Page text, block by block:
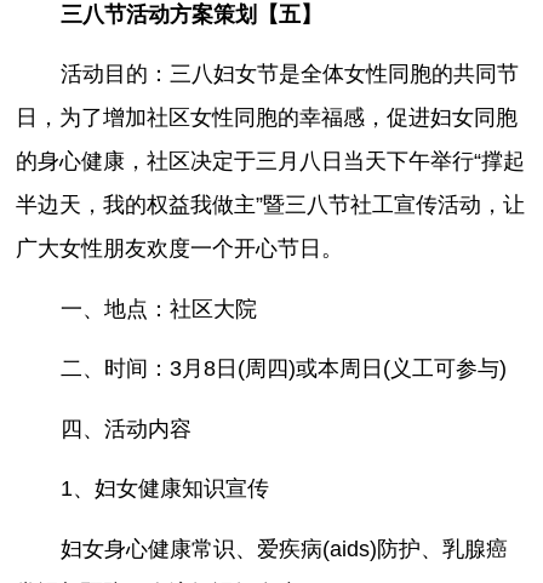
三八节活动方案策划【五】
活动目的：三八妇女节是全体女性同胞的共同节
日，为了增加社区女性同胞的幸福感，促进妇女同胞
的身心健康，社区决定于三月八日当天下午举行“撑起
半边天，我的权益我做主”暨三八节社工宣传活动，让
广大女性朋友欢度一个开心节日。
一、地点：社区大院
二、时间：3月8日(周四)或本周日(义工可参与)
四、活动内容
1、妇女健康知识宣传
妇女身心健康常识、爱疾病(aids)防护、乳腺癌